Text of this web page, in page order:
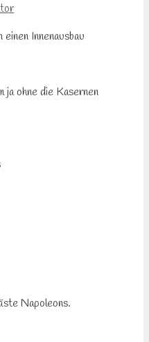
Innenausbau
ohne die Kasernen
Napoleons.